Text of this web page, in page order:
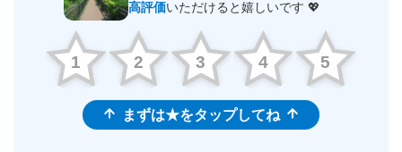
高評価いただけると嬉しいです 💖
1 2 3 4 5
まずは★をタップしてね